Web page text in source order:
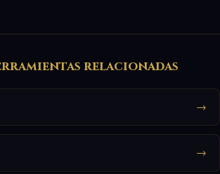
relacionadas
→
→